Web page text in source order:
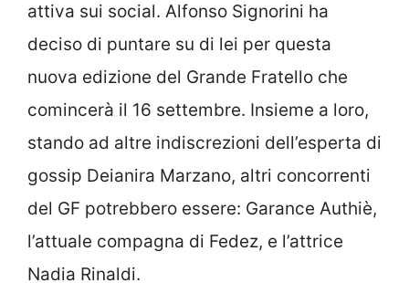
attiva sui social. Alfonso Signorini ha
deciso di puntare su di lei per questa
nuova edizione del Grande Fratello che
comincerà il 16 settembre. Insieme a loro,
stando ad altre indiscrezioni dell’esperta di
gossip Deianira Marzano, altri concorrenti
del GF potrebbero essere: Garance Authiè,
l’attuale compagna di Fedez, e l’attrice
Nadia Rinaldi.